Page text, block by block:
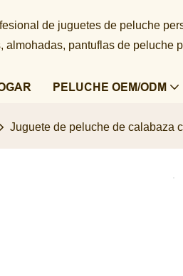
de juguetes de peluche
almohadas, pantuflas de peluche
PELUCHE OEM/ODM
Juguete de peluche de calabaza